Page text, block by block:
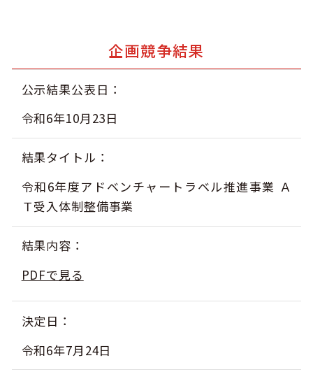
北海道はやわかり
旅のテーマで探す
7つの国立公園
キュンちゃんの部屋
さっぽろ圏e旅ギフト
お気に入り
企画競争結果
公示結果公表日
令和6年10月23日
結果タイトル
令和6年度アドベンチャートラベル推進事業 Ａ
Ｔ受入体制整備事業
結果内容
PDFで見る
決定日
令和6年7月24日